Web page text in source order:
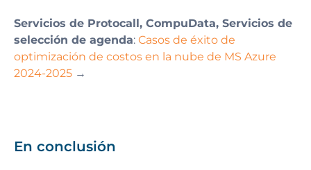
Servicios de Protocall, CompuData, Servicios de
selección de agenda: Casos de éxito de
optimización de costos en la nube de MS Azure
2024-2025 →
En conclusión